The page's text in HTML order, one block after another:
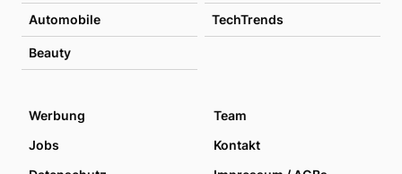
Automobile TechTrends
Beauty
Werbung
Team
Jobs
Kontakt